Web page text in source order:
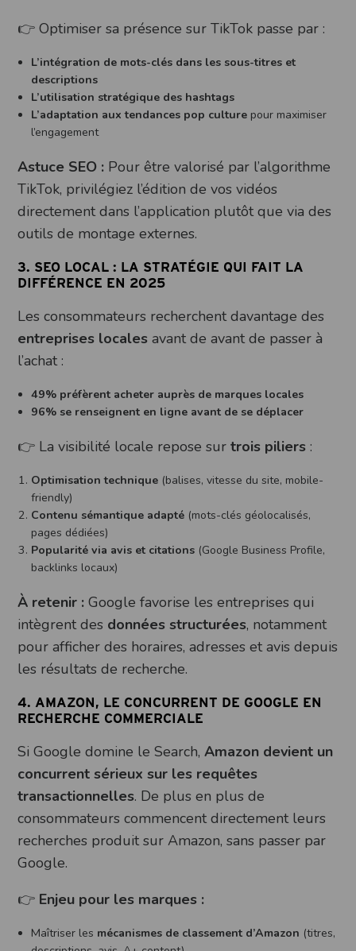
👉 Optimiser sa présence sur TikTok passe par :
L’intégration de mots-clés dans les sous-titres et
descriptions
L’utilisation stratégique des hashtags
L’adaptation aux tendances pop culture pour maximiser
l’engagement
Astuce SEO : Pour être valorisé par l’algorithme
TikTok, privilégiez l’édition de vos vidéos
directement dans l’application plutôt que via des
outils de montage externes.
3. SEO LOCAL : LA STRATÉGIE QUI FAIT LA
DIFFÉRENCE EN 2025
Les consommateurs recherchent davantage des
entreprises locales avant de avant de passer à
l’achat :
49% préfèrent acheter auprès de marques locales
96% se renseignent en ligne avant de se déplacer
👉 La visibilité locale repose surtrois piliers :
Optimisation technique (balises, vitesse du site, mobile-
friendly)
Contenu sémantique adapté (mots-clés géolocalisés,
pages dédiées)
Popularité via avis et citations (Google Business Profile,
backlinks locaux)
À retenir : Google favorise les entreprises qui
intègrent des données structurées, notamment
pour afficher des horaires, adresses et avis depuis
les résultats de recherche.
4. AMAZON, LE CONCURRENT DE GOOGLE EN
RECHERCHE COMMERCIALE
Si Google domine le Search,Amazon devient un
concurrent sérieux sur les requêtes
transactionnelles. De plus en plus de
consommateurs commencent directement leurs
recherches produit sur Amazon, sans passer par
Google.
👉 Enjeu pour les marques :
Maîtriser les mécanismes de classement d’Amazon (titres,